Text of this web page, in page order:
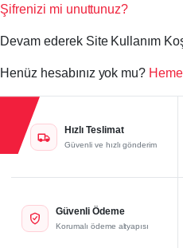
Şifrenizi mi unuttunuz?
Devam ederek Site Kullanım
Henüz hesabınız yok mu?
Hızlı Teslimat
Güvenli ve hızlı gönderim
Güvenli Ödeme
Korumalı ödeme altyapısı